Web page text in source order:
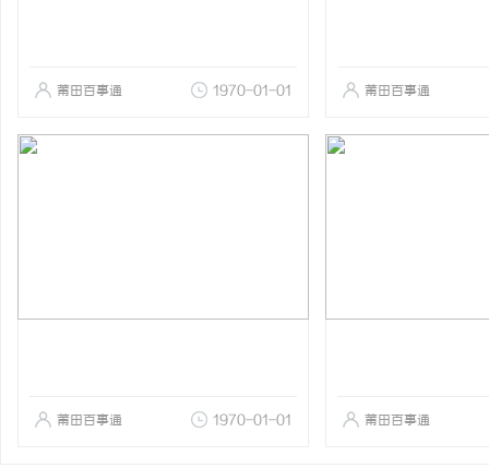
莆田百事通 1970-01-01 莆田百事通
莆田百事通 1970-01-01 莆田百事通